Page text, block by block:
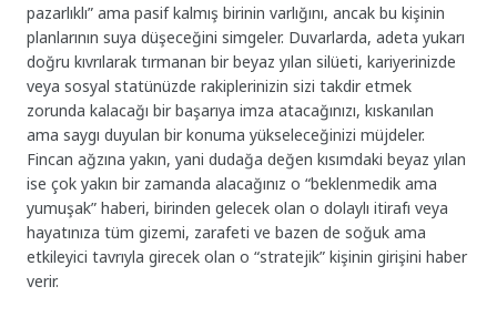
pazarlıklı” ama pasif kalmış birinin varlığını, ancak bu kişinin
planlarının suya düşeceğini simgeler. Duvarlarda, adeta yukarı
doğru kıvrılarak tırmanan bir beyaz yılan silüeti, kariyerinizde
veya sosyal statünüzde rakiplerinizin sizi takdir etmek
zorunda kalacağı bir başarıya imza atacağınızı, kıskanılan
ama saygı duyulan bir konuma yükseleceğinizi müjdeler.
Fincan ağzına yakın, yani dudağa değen kısımdaki beyaz yılan
ise çok yakın bir zamanda alacağınız o “beklenmedik ama
yumuşak” haberi, birinden gelecek olan o dolaylı itirafı veya
hayatınıza tüm gizemi, zarafeti ve bazen de soğuk ama
etkileyici tavrıyla girecek olan o “stratejik” kişinin girişini haber
verir.